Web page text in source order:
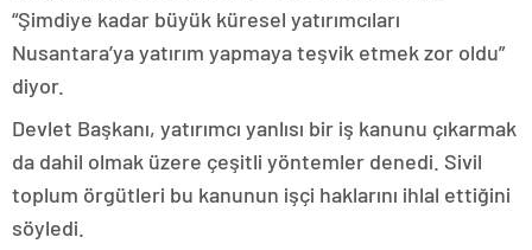
“Şimdiye kadar büyük küresel yatırımcıları
Nusantara’ya yatırım yapmaya teşvik etmek zor oldu”
diyor.
Devlet Başkanı, yatırımcı yanlısı bir iş kanunu çıkarmak
da dahil olmak üzere çeşitli yöntemler denedi. Sivil
toplum örgütleri bu kanunun işçi haklarını ihlal ettiğini
söyledi.